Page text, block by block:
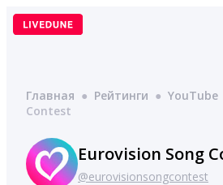
Перейти
Главная ● Рейтинги ● YouTube
Contest
Eurovision Song
@eurovisionsongcontest